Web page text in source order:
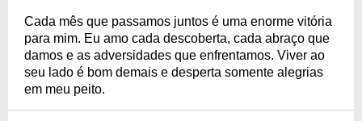
Cada mês que passamos juntos é uma enorme vitória
para mim. Eu amo cada descoberta, cada abraço que
damos e as adversidades que enfrentamos. Viver ao
seu lado é bom demais e desperta somente alegrias
em meu peito.